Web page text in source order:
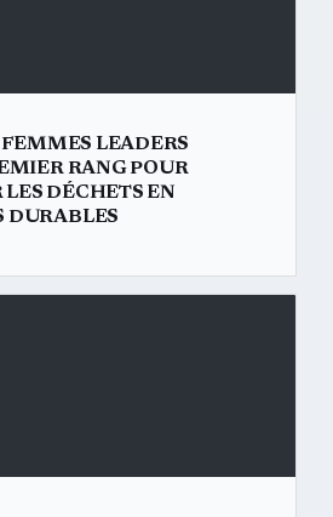
LEADERS
RANG POUR
DÉCHETS EN
DURABLES